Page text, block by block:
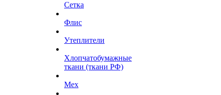
Сетка
Флис
Утеплители
Хлопчатобумажные
ткани (ткани РФ)
Мех